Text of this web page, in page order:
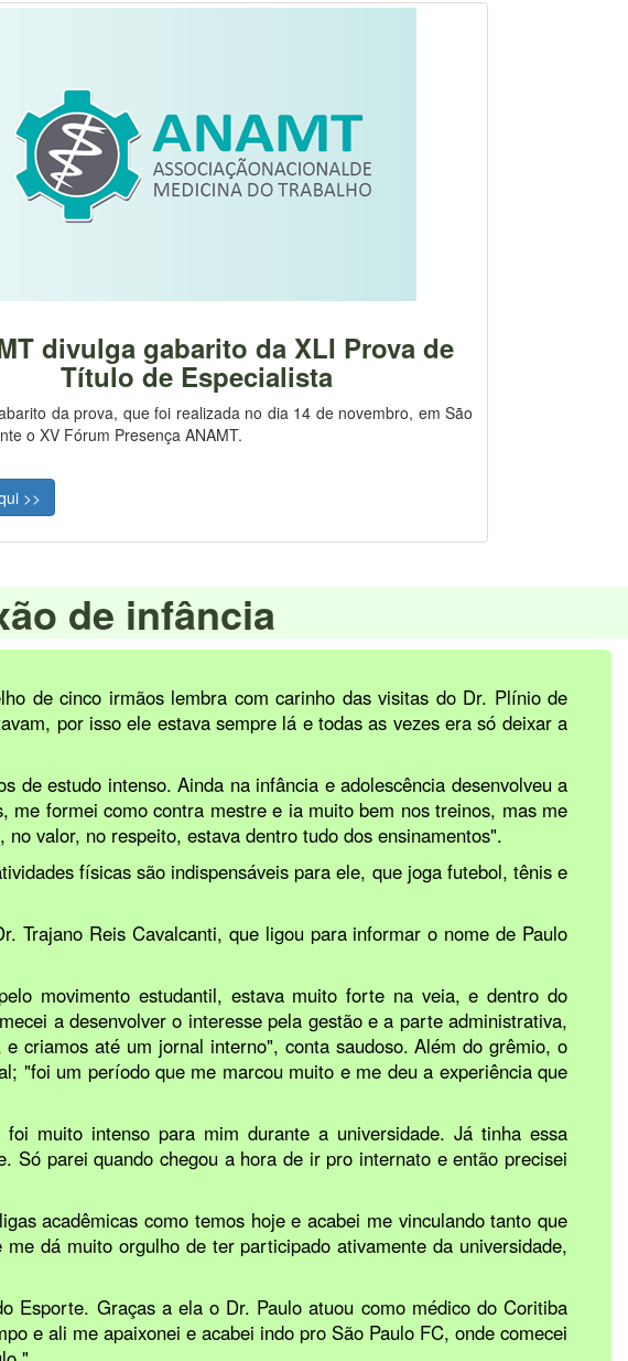
divulga gabarito da XLI Prova de
Título de Especialista
da prova, que foi realizada no dia 14 de novembro, em São
o XV Fórum Presença ANAMT.
>>
de infância
de cinco irmãos lembra com carinho das visitas do Dr. Plínio de
por isso ele estava sempre lá e todas as vezes era só deixar a
de estudo intenso. Ainda na infância e adolescência desenvolveu a
formei como contra mestre e ia muito bem nos treinos, mas me
valor, no respeito, estava dentro tudo dos ensinamentos".
físicas são indispensáveis para ele, que joga futebol, tênis e
Trajano Reis Cavalcanti, que ligou para informar o nome de Paulo
movimento estudantil, estava muito forte na veia, e dentro do
a desenvolver o interesse pela gestão e a parte administrativa,
criamos até um jornal interno", conta saudoso. Além do grêmio, o
"foi um período que me marcou muito e me deu a experiência que
muito intenso para mim durante a universidade. Já tinha essa
Só parei quando chegou a hora de ir pro internato e então precisei
acadêmicas como temos hoje e acabei me vinculando tanto que
dá muito orgulho de ter participado ativamente da universidade,
Esporte. Graças a ela o Dr. Paulo atuou como médico do Coritiba
e ali me apaixonei e acabei indo pro São Paulo FC, onde comecei